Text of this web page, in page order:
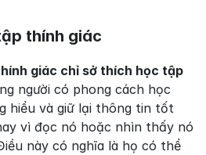
thính giác
giác chỉ sở thích học tập
người có phong cách học
hiểu và giữ lại thông tin tốt
vì đọc nó hoặc nhìn thấy nó
này có nghĩa là họ có thể